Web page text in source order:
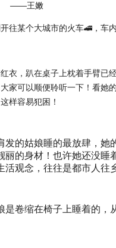
嫩
往某个大城市的火车🚄，车
衣，趴在桌子上枕着手臂已
家可以顺便聆听一下！看她
样容易犯困！
发的姑娘睡的最放肆，她
丽的身材！也许她还没睡
活观念，往往是都市人往
是卷缩在椅子上睡着的，